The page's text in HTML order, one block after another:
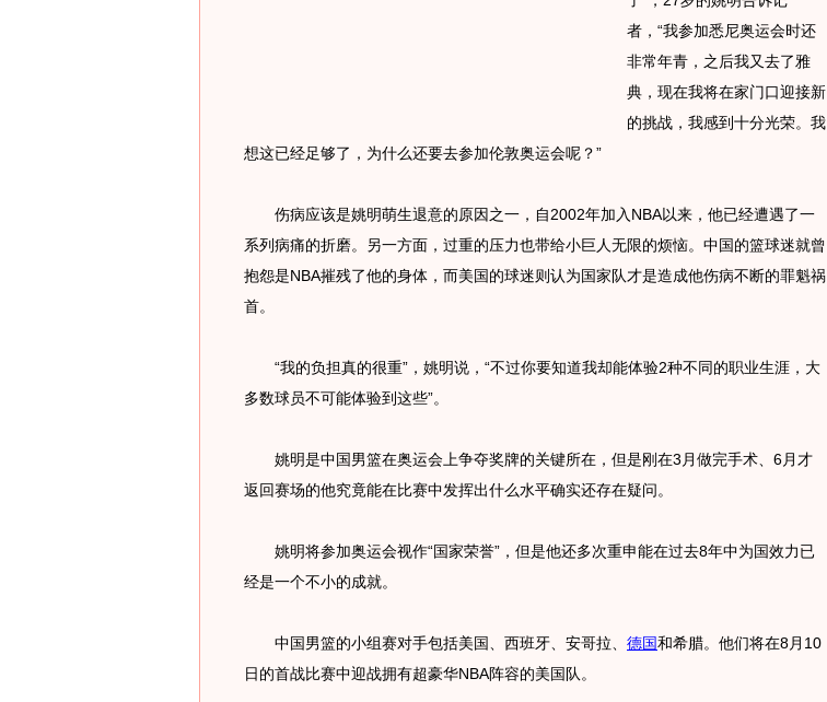
者，“我参加悉尼奥运会时还
非常年青，之后我又去了雅
典，现在我将在家门口迎接新
的挑战，我感到十分光荣。我
想这已经足够了，为什么还要去参加伦敦奥运会呢？”
伤病应该是姚明萌生退意的原因之一，自2002年加入NBA以来，他已经遭遇了一
系列病痛的折磨。另一方面，过重的压力也带给小巨人无限的烦恼。中国的篮球迷就曾
抱怨是NBA摧残了他的身体，而美国的球迷则认为国家队才是造成他伤病不断的罪魁祸
首。
“我的负担真的很重”，姚明说，“不过你要知道我却能体验2种不同的职业生涯，大
多数球员不可能体验到这些”。
姚明是中国男篮在奥运会上争夺奖牌的关键所在，但是刚在3月做完手术、6月才
返回赛场的他究竟能在比赛中发挥出什么水平确实还存在疑问。
姚明将参加奥运会视作“国家荣誉”，但是他还多次重申能在过去8年中为国效力已
经是一个不小的成就。
中国男篮的小组赛对手包括美国、西班牙、安哥拉、 德国和希腊。他们将在8月10
日的首战比赛中迎战拥有超豪华NBA阵容的美国队。